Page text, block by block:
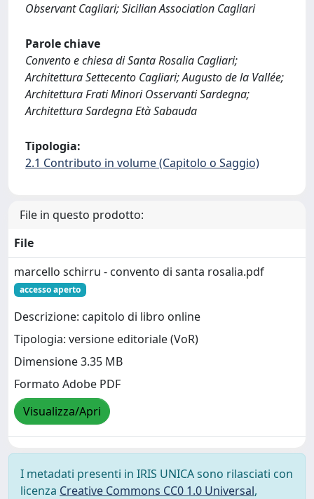
Observant Cagliari; Sicilian Association Cagliari
Parole chiave
Convento e chiesa di Santa Rosalia Cagliari;
Architettura Settecento Cagliari; Augusto de la Vallée;
Architettura Frati Minori Osservanti Sardegna;
Architettura Sardegna Età Sabauda
Tipologia:
2.1 Contributo in volume (Capitolo o Saggio)
File in questo prodotto:
File
marcello schirru - convento di santa rosalia.pdf
accesso aperto
Descrizione: capitolo di libro online
Tipologia: versione editoriale (VoR)
Dimensione 3.35 MB
Formato Adobe PDF
Visualizza/Apri
I metadati presenti in IRIS UNICA sono rilasciati con
licenza Creative Commons CC0 1.0 Universal,